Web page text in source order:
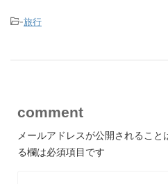
-旅行
comment
メールアドレスが公開されること
る欄は必須項目です